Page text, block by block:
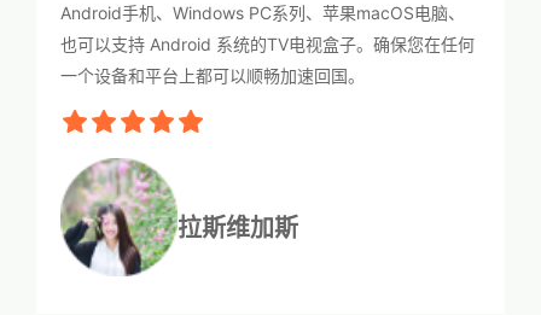
Android手机、Windows PC系列、苹果macOS电脑、
也可以支持 Android 系统的TV电视盒子。确保您在任何
一个设备和平台上都可以顺畅加速回国。
拉斯维加斯